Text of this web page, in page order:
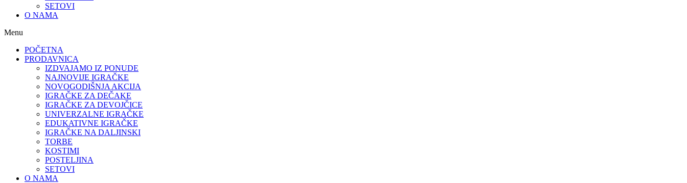
SETOVI
O NAMA
Menu
POČETNA
PRODAVNICA
IZDVAJAMO IZ PONUDE
NAJNOVIJE IGRAČKE
NOVOGODIŠNJA AKCIJA
IGRAČKE ZA DEČAKE
IGRAČKE ZA DEVOJČICE
UNIVERZALNE IGRAČKE
EDUKATIVNE IGRAČKE
IGRAČKE NA DALJINSKI
TORBE
KOSTIMI
POSTELJINA
SETOVI
O NAMA